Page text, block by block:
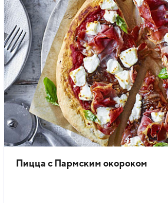
Пицца с Пармским окороком